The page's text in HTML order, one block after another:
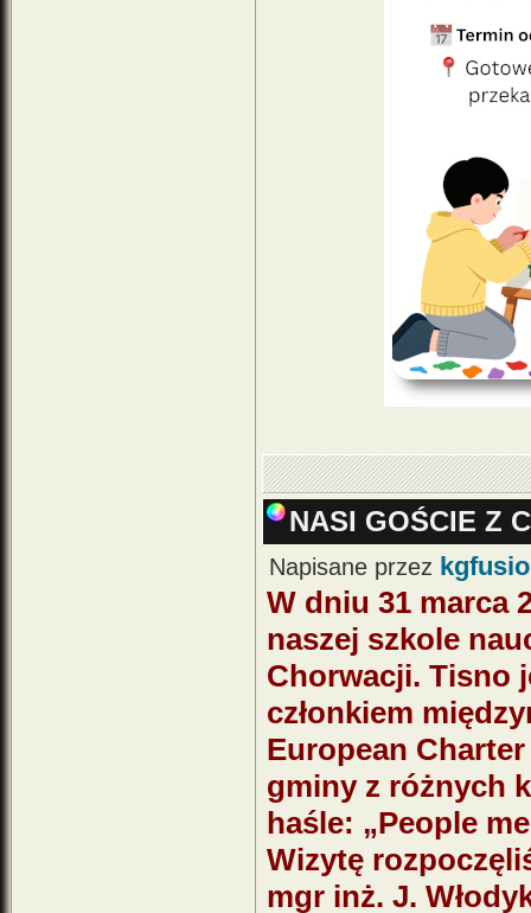
NASI GOŚCIE Z
Napisane przez
W dniu 31 marca
naszej szkole
Chorwacji. Tisno
członkiem
European
gminy z różnych
haśle: „People
Wizytę
mgr inż. J.